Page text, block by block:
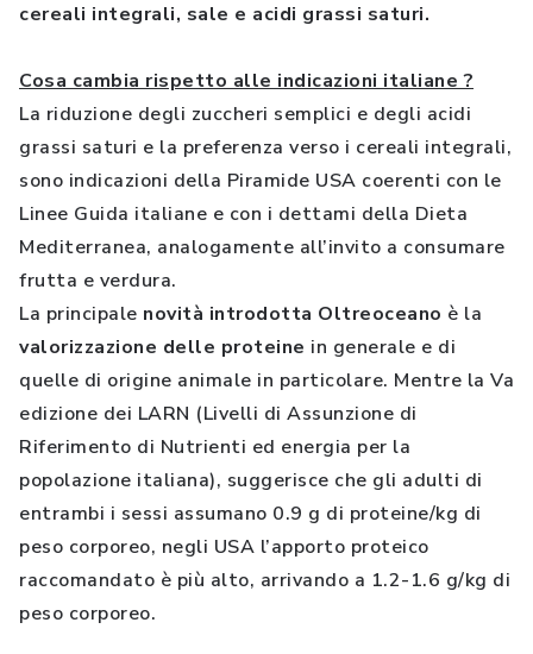
cereali integrali, sale e acidi grassi saturi.
Cosa cambia rispetto alle indicazioni italiane ?
La riduzione degli zuccheri semplici e degli acidi
grassi saturi e la preferenza verso i cereali integrali,
sono indicazioni della Piramide USA coerenti con le
Linee Guida italiane e con i dettami della Dieta
Mediterranea, analogamente all’invito a consumare
frutta e verdura.
La principale novità introdotta Oltreoceano è la
valorizzazione delle proteine in generale e di
quelle di origine animale in particolare. Mentre la Va
edizione dei LARN (Livelli di Assunzione di
Riferimento di Nutrienti ed energia per la
popolazione italiana), suggerisce che gli adulti di
entrambi i sessi assumano 0.9 g di proteine/kg di
peso corporeo, negli USA l’apporto proteico
raccomandato è più alto, arrivando a 1.2-1.6 g/kg di
peso corporeo.